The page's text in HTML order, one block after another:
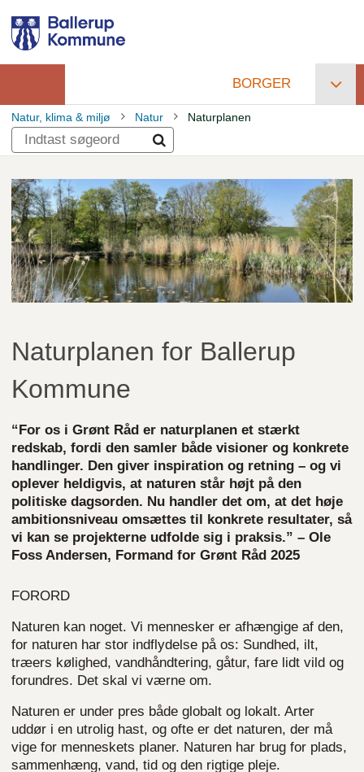
hovedindhold
Primær
navigation
BORGER
Brødkrumme
Natur, klima & miljø Natur Naturplanen
Naturplanen for Ballerup
Kommune
“For os i Grønt Råd er naturplanen et stærkt
redskab, fordi den samler både visioner og konkrete
handlinger. Den giver inspiration og retning – og vi
oplever heldigvis, at naturen står højt på den
politiske dagsorden. Nu handler det om, at det høje
ambitionsniveau omsættes til konkrete resultater, så
vi kan se projekterne udfolde sig i praksis.” – Ole
Foss Andersen, Formand for Grønt Råd 2025
FORORD
Naturen kan noget. Vi mennesker er afhængige af den,
for naturen har stor indflydelse på os: Sundhed, ilt,
træers kølighed, vandhåndtering, gåtur, fare lidt vild og
forundres. Det skal vi værne om.
Naturen er under pres både globalt og lokalt. Arter
uddør i en utrolig hast, og ofte er det naturen, der må
vige for menneskets planer. Naturen har brug for plads,
sammenhæng, vand, tid og den rigtige pleje.